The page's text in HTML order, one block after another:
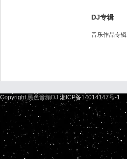
DJ专辑
音乐作品专辑
Copyright黑色音频DJ 湘ICP备14014147号-1